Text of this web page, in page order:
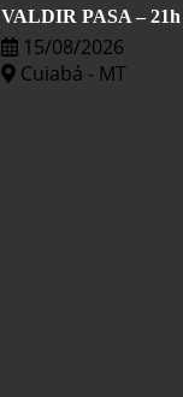
VALDIR PASA – 21h
15/08/2026
Cuiabá - MT